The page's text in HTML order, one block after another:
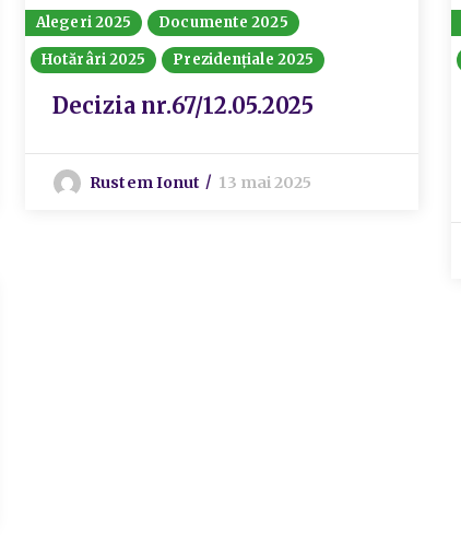
Alegeri 2025
Documente 2025
Hotărâri 2025
Prezidențiale 2025
Decizia nr.67/12.05.2025
Rustem Ionut 13 mai 2025